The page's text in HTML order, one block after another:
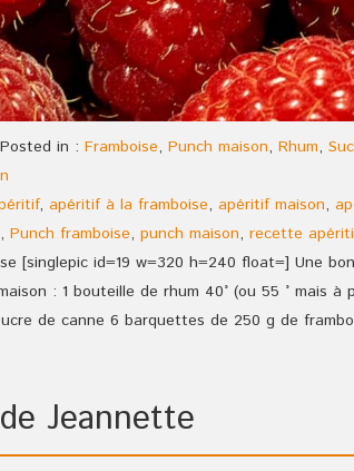
in : Framboise, Punch maison, Rhum,
, apéritif à la framboise, apéritif maison,
, Punch framboise, punch maison, recette
[singlepic id=19 w=320 h=240 float=] Une
: 1 bouteille de rhum 40° (ou 55 ° mais
de canne 6 barquettes de 250 g de
Jeannette